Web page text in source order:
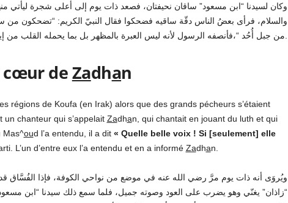
وكان لسيدنا “ابن مسعود” ساقان نحيفتان، فصعد ذات يوم إلى أعلى شجرة ليأتي
والسلام، فرأى بعضُ الناس دقّة ساقيه فضحكوا فقال النبيّ الكريم: “تضحكون من
cœur deZadhan
régions de Koufa (en Irak) alors que des grands pécheurs s’étaient
un chanteur qui s’appelait Zadhan, qui chantait en jouant du luth et qui
Mas^oud l’a entendu, il a dit « Quelle belle voix ! Si [seulement] elle
L’un d’entre eux l’a entendu et en a informé Zadhan.
ويُروَى أنه ذات يوم مرَّ رضي الله عنه في موضع من نواحي الكوفة، فإذا الفُسَّاق
“زاذان” يغنّي وهو يضرب على العود وصوته جميل، فلما سمع ذلك سيدنا “ابن